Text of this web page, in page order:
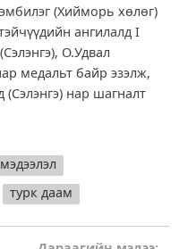
(Хийморь хөлөг)
ангилалд I
О.Удвал
медальт байр эзэлж,
нар шагналт
турк даам